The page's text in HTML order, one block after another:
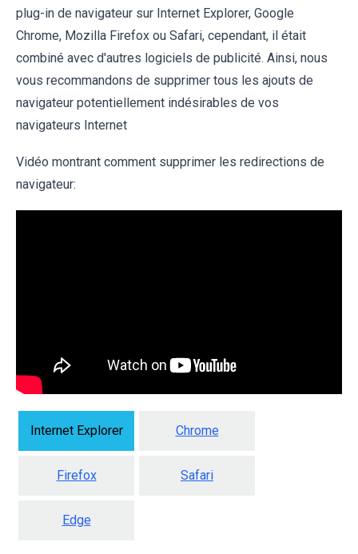
plug-in de navigateur sur Internet Explorer, Google
Chrome, Mozilla Firefox ou Safari, cependant, il était
combiné avec d'autres logiciels de publicité. Ainsi, nous
vous recommandons de supprimer tous les ajouts de
navigateur potentiellement indésirables de vos
navigateurs Internet
Vidéo montrant comment supprimer les redirections de
navigateur:
Internet Explorer Chrome
Firefox Safari
Edge